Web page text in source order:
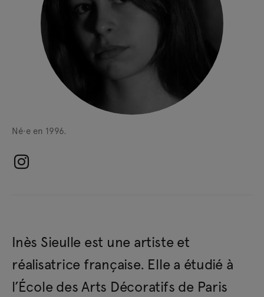
Né·e en 1996.
Inès Sieulle est une artiste et
réalisatrice française. Elle a étudié à
l’École des Arts Décoratifs de Paris